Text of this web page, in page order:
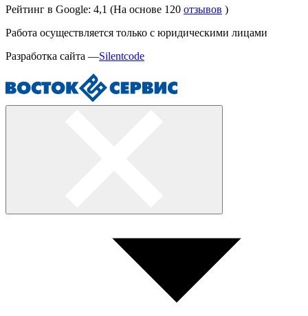
Рейтинг в Google: 4,1 (На основе 120 отзывов )
Работа осуществляется только с юридическими лицами
Разработка сайта —Silentcode